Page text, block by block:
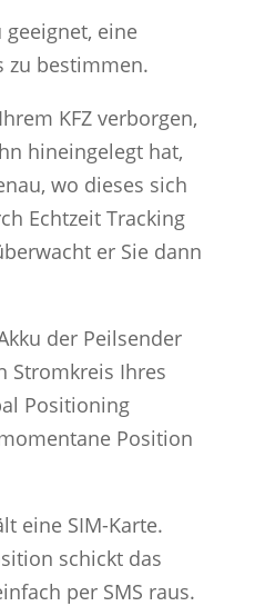
eine
zu bestimmen.
KFZ verborgen,
hineingelegt hat,
wo dieses sich
Echtzeit Tracking
er Sie dann
der Peilsender
Stromkreis Ihres
Positioning
Position
eine SIM-Karte.
schickt das
per SMS raus.